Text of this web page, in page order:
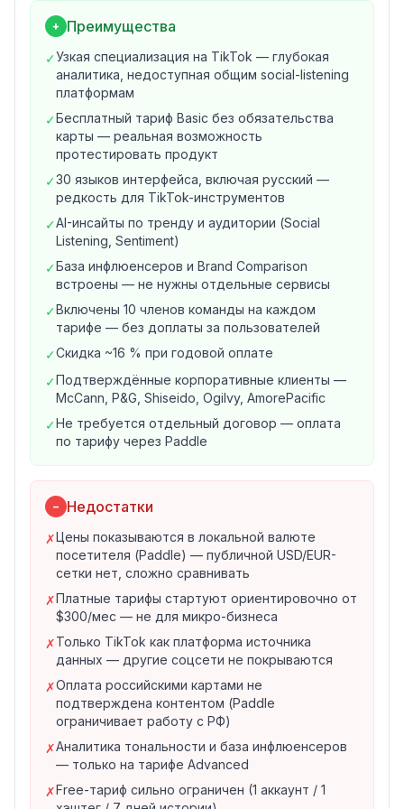
In-house маркетологам и брендам
подтверждения позиций на рынке и поиска инсайтов
аудитории.
Аналитикам и исследователям— для
отслеживания дезинформации и тренд-форкаста на
TikTok.
Инвесторам и Creator-командам
Основные возможности
производительности любого публичного TikTok-
Анализ хэштегов
— глубокая оценка влияния
Социальный мониторинг (Social Listening)— AI-
Анализ тональности (Sentiment)
эмоциональный отклик аудитории.
Звуковая аналитика— отслеживание трендовых
звуков TikTok.
Сравнение брендов— бенчмарк аккаунта против
База данных инфлюенсеров
авторов (на старшем тарифе).
Видео-транскрипции— расшифровка UGC-видео
(на тарифе Advanced).
Возрастная и гендерная аналитика
аудитории по странам.
Кейс из публичного отзыва
«Exolyt has been our reliable TikTok insight hunter —
intuitive and efficient»—Cong Feng, Social Media
Analyst, McCann Paris.
Кто использует
По логотипам с главной страницы среди клиентов:
McCann, P&G, Shiseido, Ogilvy, Social Chain, IntiMD,
PentaGroup, VitaCoco, AmorePacific, Mercado
Libre, innisfree, We Are Social, COSRX, YesStyle,
+ Преимущества
✓Узкая специализация на TikTok — глубокая
аналитика, недоступная общим social-listening
платформам
✓Бесплатный тариф Basic без обязательства
карты — реальная возможность
протестировать продукт
✓30 языков интерфейса, включая русский —
редкость для TikTok-инструментов
✓AI-инсайты по тренду и аудитории (Social
Listening, Sentiment)
✓База инфлюенсеров и Brand Comparison
встроены — не нужны отдельные сервисы
✓Включены 10 членов команды на каждом
тарифе — без доплаты за пользователей
✓Скидка ~16 % при годовой оплате
✓Подтверждённые корпоративные клиенты —
McCann, P&G, Shiseido, Ogilvy, AmorePacific
✓Не требуется отдельный договор — оплата
по тарифу через Paddle
− Недостатки
✗Цены показываются в локальной валюте
посетителя (Paddle) — публичной USD/EUR-
сетки нет, сложно сравнивать
✗Платные тарифы стартуют ориентировочно от
$300/мес — не для микро-бизнеса
✗Только TikTok как платформа источника
данных — другие соцсети не покрываются
✗Оплата российскими картами не
подтверждена контентом (Paddle
ограничивает работу с РФ)
✗Аналитика тональности и база инфлюенсеров
— только на тарифе Advanced
✗Free-тариф сильно ограничен (1 аккаунт / 1